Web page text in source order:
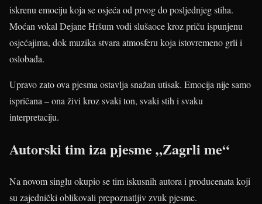
iskrenu emociju koja se osjeća od prvog do posljednjeg stiha.
Moćan vokal Dejane Hršum vodi slušaoce kroz priču ispunjenu
osjećajima, dok muzika stvara atmosferu koja istovremeno grli i
oslobađa.
Upravo zato ova pjesma ostavlja snažan utisak. Emocija nije samo
ispričana – ona živi kroz svaki ton, svaki stih i svaku
interpretaciju.
Autorski tim iza pjesme „Zagrli me“
Na novom singlu okupio se tim iskusnih autora i producenata koji
su zajednički oblikovali prepoznatljiv zvuk pjesme.